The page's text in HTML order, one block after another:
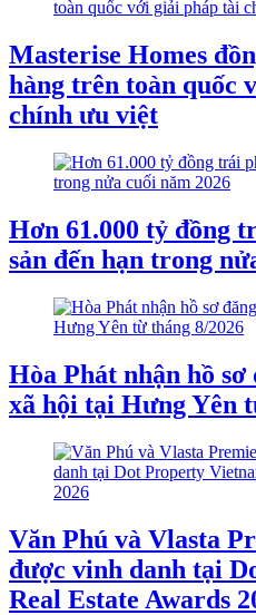
Masterise Homes
hàng trên toàn quốc
chính ưu việt
Hơn 61.000 tỷ đồng
sản đến hạn trong
Hòa Phát nhận hồ
xã hội tại Hưng Yên
Văn Phú và Vlasta
được vinh danh tại
Real Estate Awards